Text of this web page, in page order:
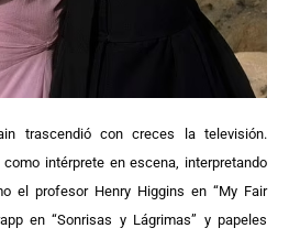
trascendió con creces la televisión.
intérprete en escena, interpretando
el profesor Henry Higgins en “My Fair
en “Sonrisas y Lágrimas” y papeles